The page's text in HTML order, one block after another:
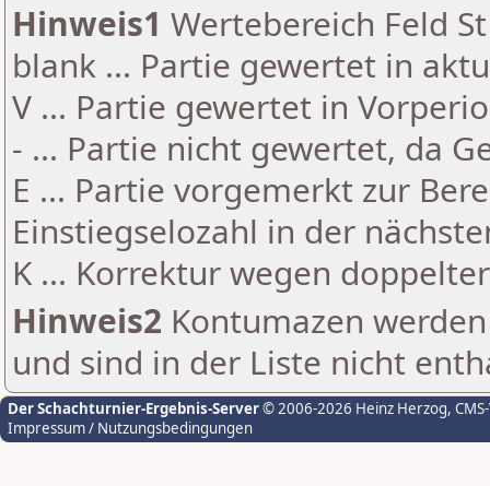
Hinweis1 Wertebereich Feld
blank ... Partie gewertet in
V ... Partie gewertet in
- ... Partie nicht gewertet, da
E ... Partie vorgemerkt zur
Einstiegselozahl in der
K ... Korrektur wegen
Hinweis2 Kontumazen
und sind in der Liste nicht
Der Schachturnier-Ergebnis-Server© 2006-2026 Heinz Herzog,
Impressum / Nutzungsbedingungen